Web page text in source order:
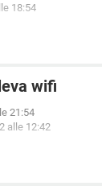
18:54
wifi
21:54
alle 12:42